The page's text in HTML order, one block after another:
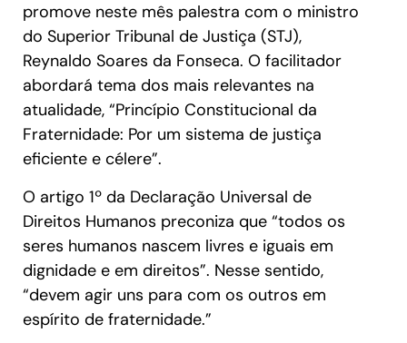
promove neste mês palestra com o ministro
do Superior Tribunal de Justiça (STJ),
Reynaldo Soares da Fonseca. O facilitador
abordará tema dos mais relevantes na
atualidade, “Princípio Constitucional da
Fraternidade: Por um sistema de justiça
eficiente e célere”.
O artigo 1º da Declaração Universal de
Direitos Humanos preconiza que “todos os
seres humanos nascem livres e iguais em
dignidade e em direitos”. Nesse sentido,
“devem agir uns para com os outros em
espírito de fraternidade.”